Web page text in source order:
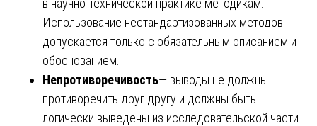
в научно-технической практике методикам.
Использование нестандартизованных методов
допускается только с обязательным описанием и
обоснованием.
Непротиворечивость— выводы не должны
противоречить друг другу и должны быть
логически выведены из исследовательской части.